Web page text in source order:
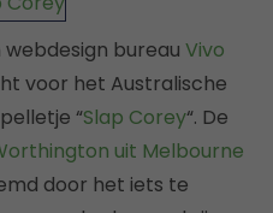
bureau Vivo
voor het Australische
“Slap Corey“. De
uit Melbourne
door het iets te